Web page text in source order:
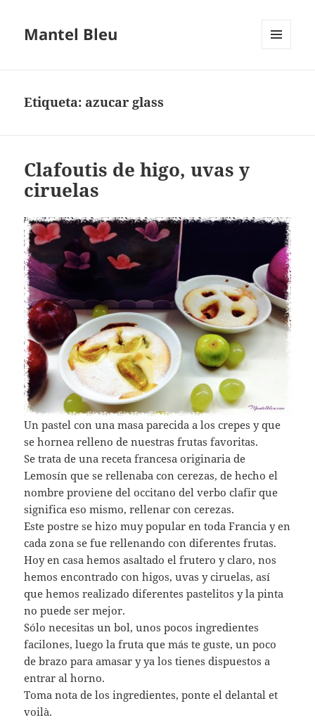
Mantel Bleu
Etiqueta: azucar glass
Clafoutis de higo, uvas y
ciruelas
Un pastel con una masa parecida a los crepes y que
se hornea relleno de nuestras frutas favoritas.
Se trata de una receta francesa originaria de
Lemosín que se rellenaba con cerezas, de hecho el
nombre proviene del occitano del verbo clafir que
significa eso mismo, rellenar con cerezas.
Este postre se hizo muy popular en toda Francia y en
cada zona se fue rellenando con diferentes frutas.
Hoy en casa hemos asaltado el frutero y claro, nos
hemos encontrado con higos, uvas y ciruelas, así
que hemos realizado diferentes pastelitos y la pinta
no puede ser mejor.
Sólo necesitas un bol, unos pocos ingredientes
facilones, luego la fruta que más te guste, un poco
de brazo para amasar y ya los tienes dispuestos a
entrar al horno.
Toma nota de los ingredientes, ponte el delantal et
voilà.